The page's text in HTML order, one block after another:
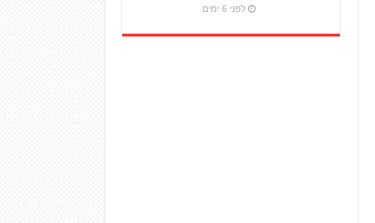
לפני 6 ימים